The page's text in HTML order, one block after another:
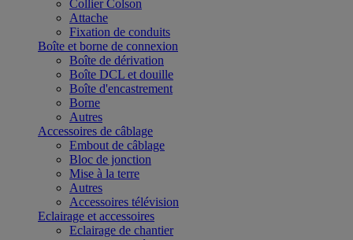
Collier Colson
Attache
Fixation de conduits
Boîte et borne de connexion
Boîte de dérivation
Boîte DCL et douille
Boîte d'encastrement
Borne
Autres
Accessoires de câblage
Embout de câblage
Bloc de jonction
Mise à la terre
Autres
Accessoires télévision
Eclairage et accessoires
Eclairage de chantier